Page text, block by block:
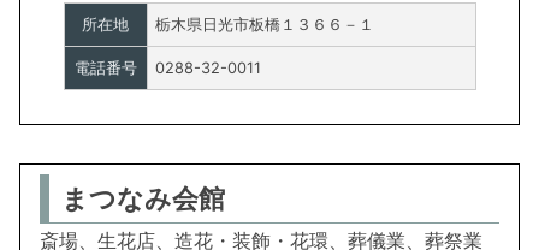
所在地 栃木県日光市板橋１３６６－１
電話番号 0288-32-0011
まつなみ会館
斎場、生花店、造花・装飾・花環、葬儀業、葬祭業